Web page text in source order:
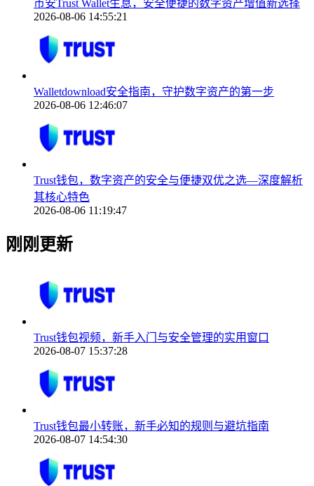
币安Trust Wallet生息，安全便捷的数字资产增值新选择
2026-08-06 14:55:21
Walletdownload安全指南，守护数字资产的第一步
2026-08-06 12:46:07
Trust钱包，数字资产的安全与便捷双优之选—深度解析
其核心特色
2026-08-06 11:19:47
刚刚更新
Trust钱包视频，新手入门与安全管理的实用窗口
2026-08-07 15:37:28
Trust钱包最小转账，新手必知的规则与避坑指南
2026-08-07 14:54:30